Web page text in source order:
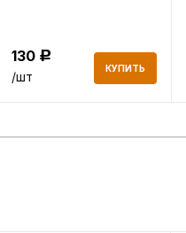
130 Р
/шт
КУПИТЬ